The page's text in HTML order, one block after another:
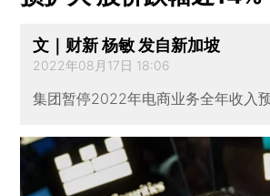
文｜财新 杨敏 发自新加坡
2022年08月17日 18:06
集团暂停2022年电商业务全年收入